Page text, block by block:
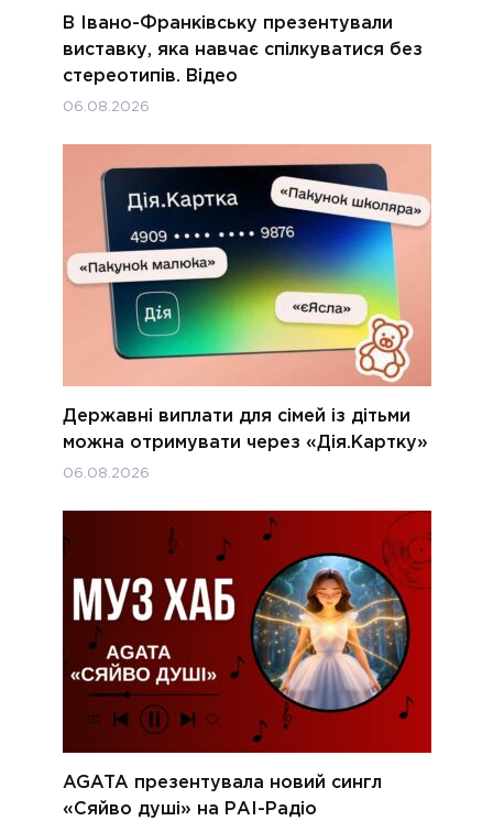
В Івано-Франківську презентували
виставку, яка навчає спілкуватися без
стереотипів. Відео
06.08.2026
Державні виплати для сімей із дітьми
можна отримувати через «Дія.Картку»
06.08.2026
AGATA презентувала новий сингл
«Сяйво душі» на РАІ-Радіо